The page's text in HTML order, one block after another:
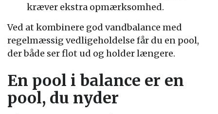
kræver ekstra opmærksomhed.
Ved at kombinere god vandbalance med
regelmæssig vedligeholdelse får du en pool,
der både ser flot ud og holder længere.
En pool i balance er en
pool, du nyder